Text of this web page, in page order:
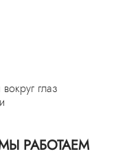
глаз
РАБОТАЕМ